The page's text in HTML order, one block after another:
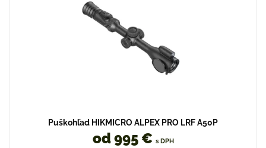
Puškohľad HIKMICRO ALPEX PRO LRF A50P
od 995 € s DPH